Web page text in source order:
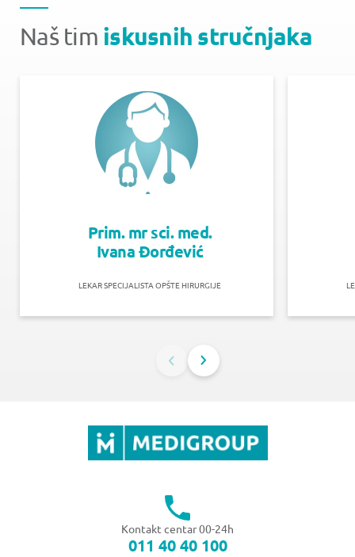
Naš tim iskusnih stručnjaka
Prim. mr sci. med.
Ivana Đorđević
LEKAR SPECIJALISTA OPŠTE HIRURGIJE
Kontakt centar 00-24h
011 40 40 100